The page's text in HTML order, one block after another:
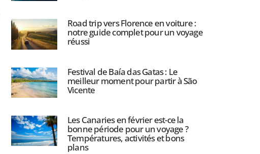
Road trip vers Florence en voiture :
notre guide complet pour un voyage
réussi
Festival de Baía das Gatas : Le
meilleur moment pour partir à São
Vicente
Les Canaries en février est-ce la
bonne période pour un voyage ?
Températures, activités et bons
plans